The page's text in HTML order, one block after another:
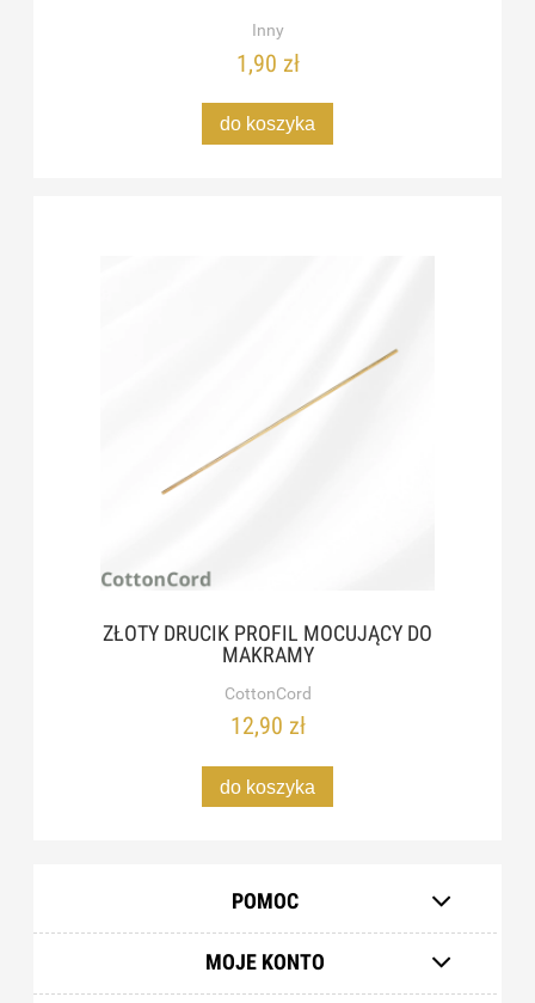
Inny
1,90 zł
do koszyka
ZŁOTY DRUCIK PROFIL MOCUJĄCY DO
MAKRAMY
CottonCord
12,90 zł
do koszyka
POMOC
MOJE KONTO